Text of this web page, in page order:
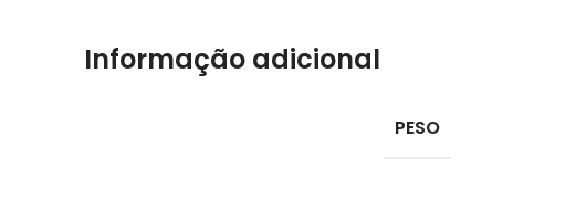
Informação adicional
PESO